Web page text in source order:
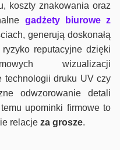
koszty znakowania oraz
gadżety biurowe z
generują doskonałą
reputacyjne dzięki
wizualizacji
technologii druku UV czy
odwzorowanie detali
upominki firmowe to
relacje za grosze.